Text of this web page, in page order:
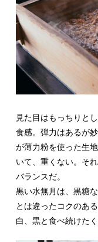
見た目はもっちりと
食感。弾力はあるが
が薄力粉を使った生
いて、重くない。そ
バランスだ。
黒い水無月は、黒糖
とは違ったコクのあ
白、黒と食べ続けたく